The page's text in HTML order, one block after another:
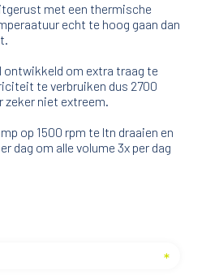
met een thermische
echt te hoog gaan dan
ontwikkeld om extra traag te
te verbruiken dus 2700
zeker niet extreem.
op 1500 rpm te ltn draaien en
dag om alle volume 3x per dag